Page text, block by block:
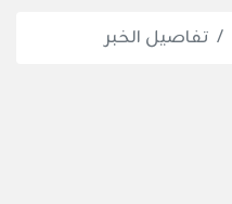
تفاصيل الخبر